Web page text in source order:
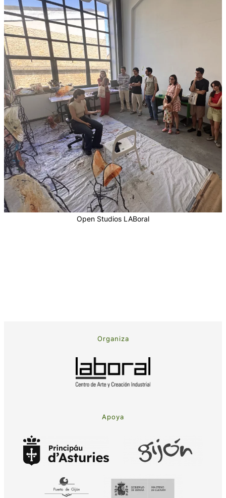
Open Studios LABoral
Organiza
Apoya